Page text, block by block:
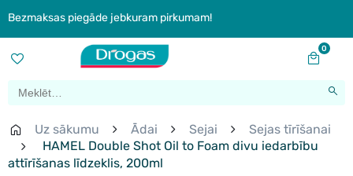
Bezmaksas piegāde jebkuram pirkumam!
0
Uz sākumu Ādai Sejai
Sejas tīrīšanai
HAMEL Double Shot Oil to Foam divu iedarbību
attīrīšanas līdzeklis, 200ml